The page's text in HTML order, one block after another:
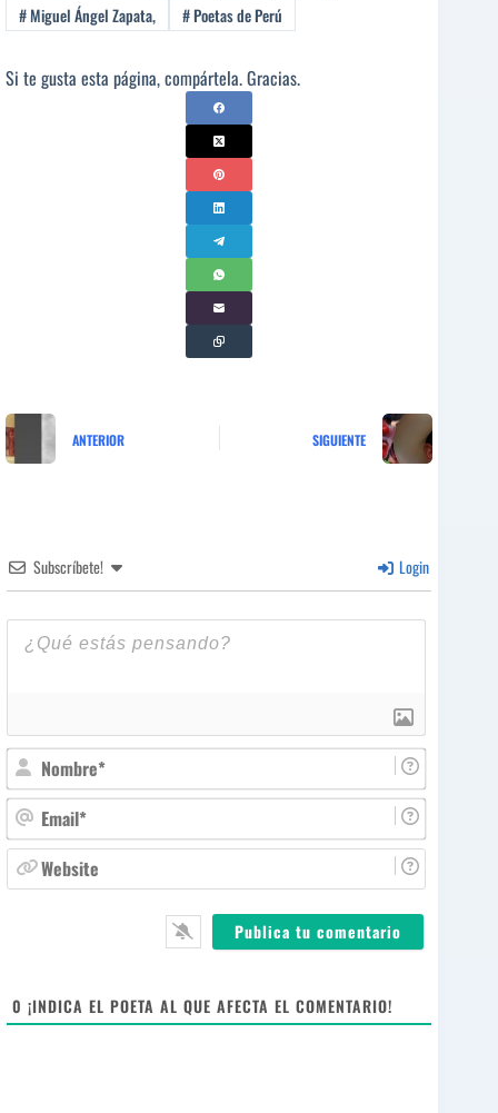
#Miguel Ángel Zapata, #Poetas de Perú
Si te gusta esta página, compártela. Gracias.
ANTERIOR SIGUIENTE
Subscríbete! Login
o
m
b
r
m
ie
0 ¡INDICA EL POETA AL QUE AFECTA EL COMENTARIO!